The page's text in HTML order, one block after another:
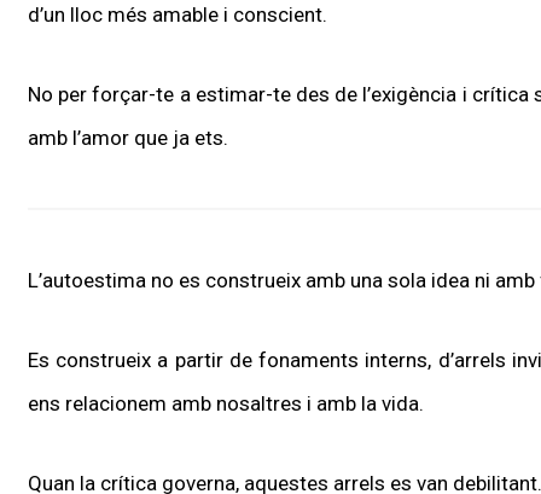
d’un lloc més amable i conscient.
No per forçar-te a estimar-te des de l’exigència i
amb l’amor que ja ets.
L’autoestima no es construeix amb una sola idea ni
Es construeix a partir de fonaments interns, d’arrels
ens relacionem amb nosaltres i amb la vida.
Quan la crítica governa, aquestes arrels es van debilitant.